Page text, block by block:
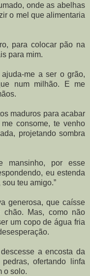
onde as abelhas
o mel que alimentaria
para colocar pão na
para mim.
me a ser o grão,
num milhão. E me
maduros para acabar
consome, te venho
projetando sombra
mansinho, por esse
eu estenda
teu amigo.”
generosa, que caísse
chão. Mas, como não
um copo de água fria
a encosta da
ofertando linfa
o solo.